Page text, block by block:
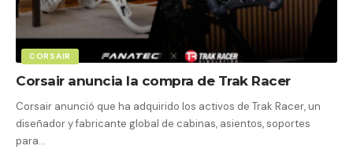
CORSAIR
Corsair anuncia la compra de Trak Racer
Corsair anunció que ha adquirido los activos de Trak Racer, un
diseñador y fabricante global de cabinas, asientos, soportes
para…